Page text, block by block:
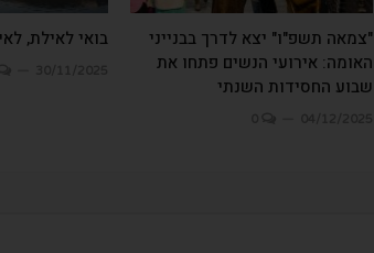
"צמאה תשפ"ו" יצא לדרך בבנייני
האומה: אירועי הנשים פתחו את
שבוע החסידות השנתי
בואי לאילת,